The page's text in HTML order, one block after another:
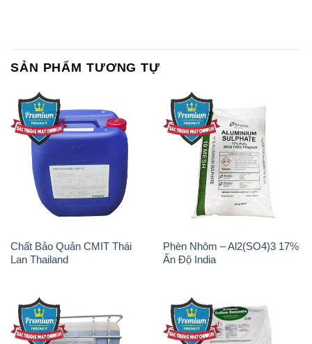
SẢN PHẨM TƯƠNG TỰ
Chất Bảo Quản CMIT Thái
Lan Thailand
Phèn Nhôm – Al2(SO4)3 17%
Ấn Độ India